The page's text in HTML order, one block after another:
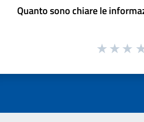
Quanto sono chiare le